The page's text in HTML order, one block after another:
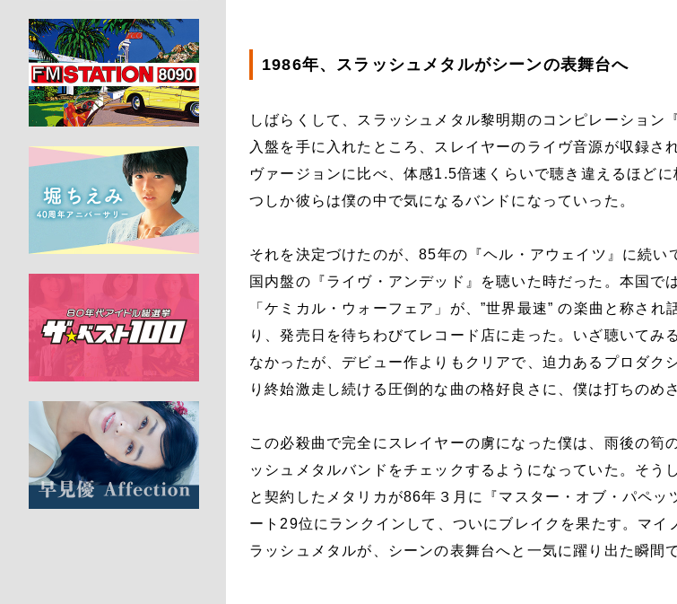
1986年、スラッシュメタルがシーンの表舞台へ
しばらくして、スラッシュメタル黎明期のコンピレーション
入盤を手に入れたところ、スレイヤーのライヴ音源が収録さ
ヴァージョンに比べ、体感1.5倍速くらいで聴き違えるほど
つしか彼らは僕の中で気になるバンドになっていった。
それを決定づけたのが、85年の『ヘル・アウェイツ』に続い
国内盤の『ライヴ・アンデッド』を聴いた時だった。本国で
「ケミカル・ウォーフェア」が、”世界最速” の楽曲と称され
り、発売日を待ちわびてレコード店に走った。いざ聴いてみ
なかったが、デビュー作よりもクリアで、迫力あるプロダク
り終始激走し続ける圧倒的な曲の格好良さに、僕は打ちのめ
この必殺曲で完全にスレイヤーの虜になった僕は、雨後の筍
ッシュメタルバンドをチェックするようになっていた。そう
と契約したメタリカが86年３月に『マスター・オブ・パペッ
ート29位にランクインして、ついにブレイクを果たす。マイ
ラッシュメタルが、シーンの表舞台へと一気に躍り出た瞬間